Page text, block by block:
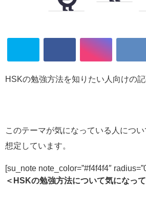
HSKの勉強方法を知りたい人向けの記
このテーマが気になっている人につ
想定しています。
[su_note note_color=”#f4f4f4″
＜HSKの勉強方法について気になっ